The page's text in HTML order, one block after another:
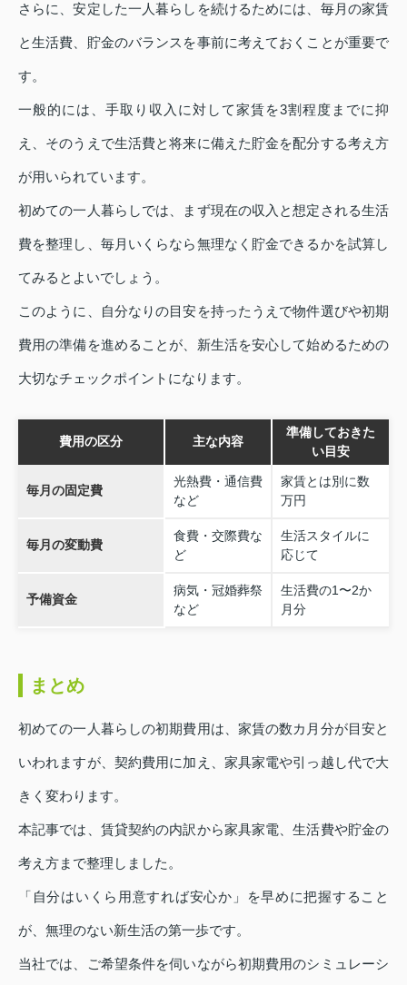
さらに、安定した一人暮らしを続けるためには、毎月の家賃
と生活費、貯金のバランスを事前に考えておくことが重要で
す。
一般的には、手取り収入に対して家賃を3割程度までに抑
え、そのうえで生活費と将来に備えた貯金を配分する考え方
が用いられています。
初めての一人暮らしでは、まず現在の収入と想定される生活
費を整理し、毎月いくらなら無理なく貯金できるかを試算し
てみるとよいでしょう。
このように、自分なりの目安を持ったうえで物件選びや初期
費用の準備を進めることが、新生活を安心して始めるための
大切なチェックポイントになります。
費用の区分 主な内容
準備しておきた
い目安
毎月の固定費
光熱費・通信費
など
家賃とは別に数
万円
毎月の変動費
食費・交際費な
ど
生活スタイルに
応じて
予備資金
病気・冠婚葬祭
など
生活費の1〜2か
月分
まとめ
初めての一人暮らしの初期費用は、家賃の数カ月分が目安と
いわれますが、契約費用に加え、家具家電や引っ越し代で大
きく変わります。
本記事では、賃貸契約の内訳から家具家電、生活費や貯金の
考え方まで整理しました。
「自分はいくら用意すれば安心か」を早めに把握すること
が、無理のない新生活の第一歩です。
当社では、ご希望条件を伺いながら初期費用のシミュレーシ